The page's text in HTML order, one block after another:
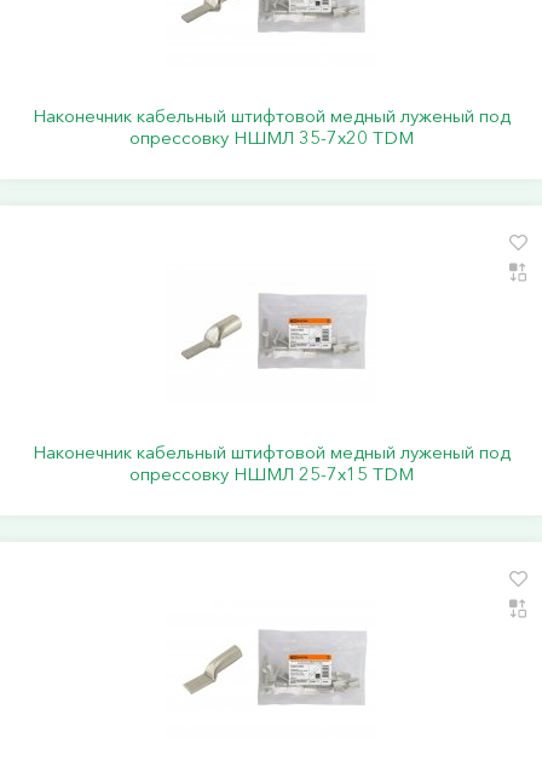
Наконечник кабельный штифтовой медный луженый под
опрессовку НШМЛ 35-7x20 TDM
Наконечник кабельный штифтовой медный луженый под
опрессовку НШМЛ 25-7x15 TDM